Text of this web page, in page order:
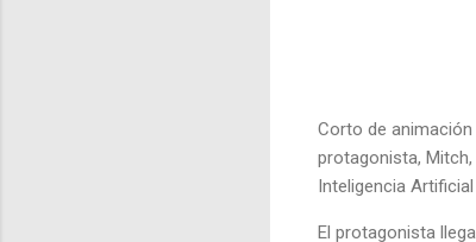
Corto de
protagonista,
Inteligencia
El protagonista